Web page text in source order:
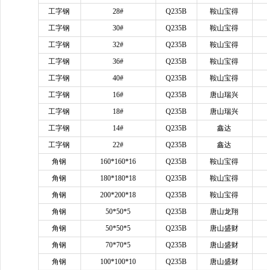
工字钢
28# Q235B
鞍山宝得
工字钢
30# Q235B
鞍山宝得
工字钢
32# Q235B
鞍山宝得
工字钢
36# Q235B
鞍山宝得
工字钢
40# Q235B
鞍山宝得
工字钢
16# Q235B
唐山瑞兴
工字钢
18# Q235B
唐山瑞兴
工字钢
14# Q235B
鑫达
工字钢
22# Q235B
鑫达
角钢
160*160*16 Q235B
鞍山宝得
角钢
180*180*18 Q235B
鞍山宝得
角钢
200*200*18 Q235B
鞍山宝得
角钢
50*50*5 Q235B
唐山龙翔
角钢
50*50*5 Q235B
唐山盛财
角钢
70*70*5 Q235B
唐山盛财
角钢
100*100*10 Q235B
唐山盛财